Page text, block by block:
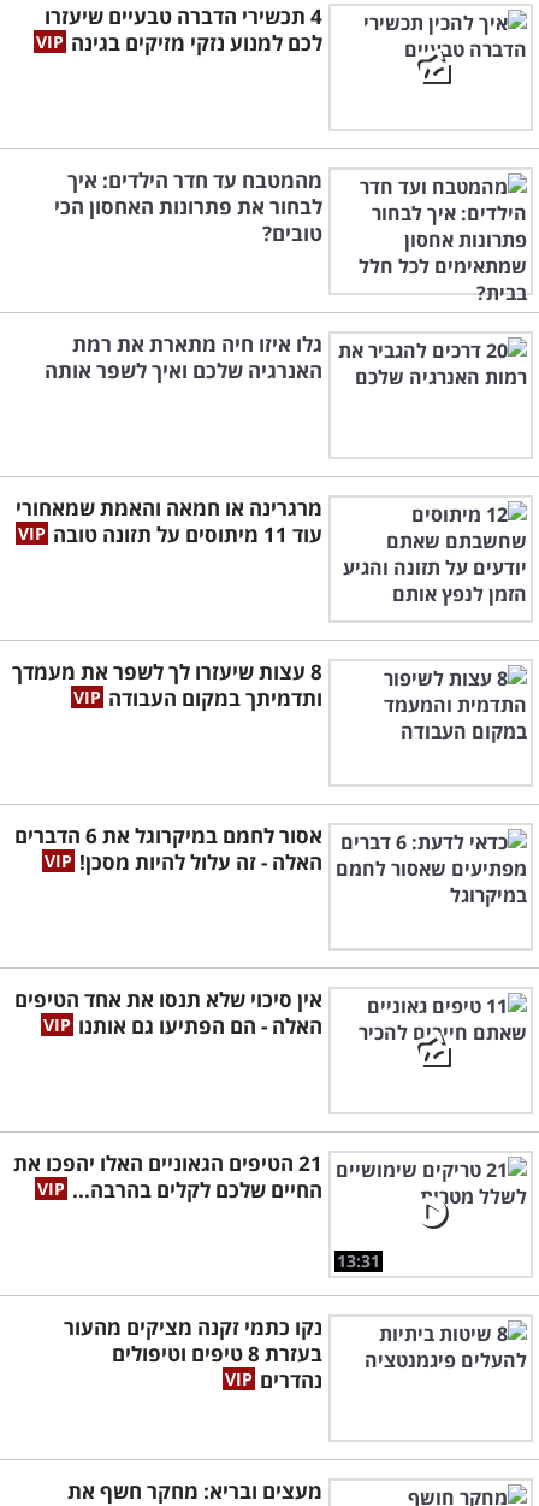
4 תכשירי הדברה טבעיים שיעזרו
לכם למנוע נזקי מזיקים בגינה
מהמטבח עד חדר הילדים: איך
לבחור את פתרונות האחסון הכי
טובים?
גלו איזו חיה מתארת את רמת
האנרגיה שלכם ואיך לשפר אותה
מרגרינה או חמאה והאמת שמאחורי
עוד 11 מיתוסים על תזונה טובה
8 עצות שיעזרו לך לשפר את מעמדך
ותדמיתך במקום העבודה
אסור לחמם במיקרוגל את 6 הדברים
האלה - זה עלול להיות מסכן!
אין סיכוי שלא תנסו את אחד הטיפים
האלה - הם הפתיעו גם אותנו
13:31
21 הטיפים הגאוניים האלו יהפכו את
החיים שלכם לקלים בהרבה...
נקו כתמי זקנה מציקים מהעור
בעזרת 8 טיפים וטיפולים
נהדרים
מעצים ובריא: מחקר חשף את